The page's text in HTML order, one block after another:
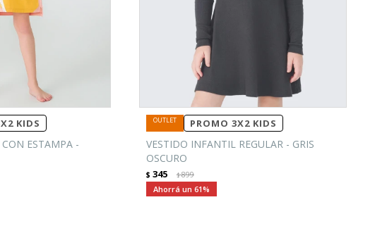
KIDS
ESTAMPA -
PROMO 3X2 KIDS
VESTIDO INFANTIL REGULAR - GRIS
OSCURO
$ 345 $899
61